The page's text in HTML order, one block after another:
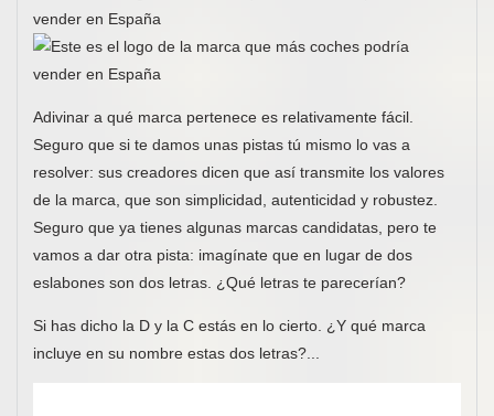
Adivinar a qué marca pertenece es relativamente fácil.
Seguro que si te damos unas pistas tú mismo lo vas a
resolver: sus creadores dicen que así transmite los valores
de la marca, que son simplicidad, autenticidad y robustez.
Seguro que ya tienes algunas marcas candidatas, pero te
vamos a dar otra pista: imagínate que en lugar de dos
eslabones son dos letras. ¿Qué letras te parecerían?
Si has dicho la D y la C estás en lo cierto. ¿Y qué marca
incluye en su nombre estas dos letras?...